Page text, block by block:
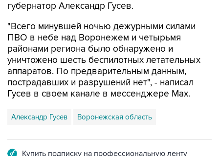
"Всего минувшей ночью дежурными силами
районами региона было обнаружено и
уничтожено шесть беспилотных летательных
аппаратов. По предварительным данным,
пострадавших и разрушений нет", - написал
Гусев в своем канале в мессенджере Max.
Александр Гусев Воронежская область
Подписаться на рассылку главных новостей сайта